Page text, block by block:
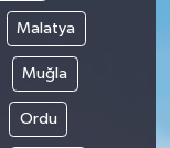
Malatya
Muğla
Ordu